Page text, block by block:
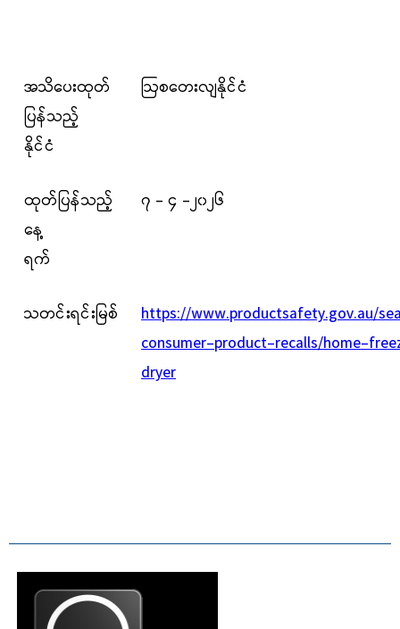
အသိပေးထုတ်
ပြန်သည့်
နိုင်ငံ
ဩစတေးလျနိုင်ငံ
ထုတ်ပြန်သည့်
နေ့
ရက်
၇ - ၄ -၂၀၂၆
သတင်းရင်းမြစ်
https://www.productsafety.gov.au/
consumer-product-recalls/home-
dryer